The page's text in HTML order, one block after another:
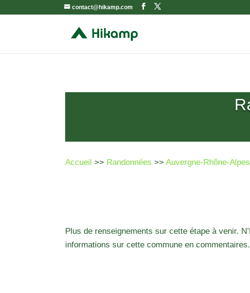
contact@hikamp.com
Accueil >> Randonnées >>Auvergne-Rhône-Alpes
Plus de renseignements sur cette étape à venir.
informations sur cette commune en commentaires.